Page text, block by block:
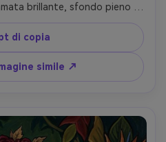
brillante, sfondo pieno di
di frutta disposte come un
di colori audaci, prospettiva
vernice strutturata, umore
85mm, profondità di
cinematografica- -ar
di copia
simile ↗